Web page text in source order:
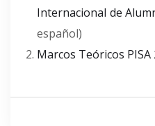
Internacional de
español)
Marcos Teóricos PISA